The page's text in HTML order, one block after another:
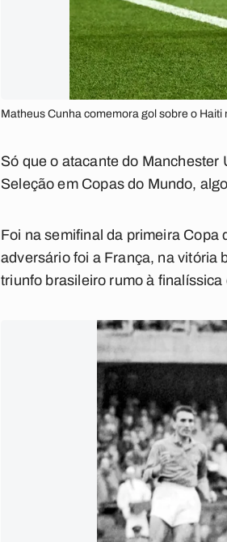
Matheus Cunha comemora gol sobre o
Só que o atacante do
Seleção em Copas do Mundo,
Foi na semifinal da primeira Copa
adversário foi a França, na vitória
triunfo brasileiro rumo à